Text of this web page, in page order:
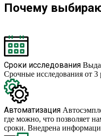
Почему
Сроки исследования
Срочные исследования от 3
Автоматизация
где можно, что позволяет
сроки. Внедрена